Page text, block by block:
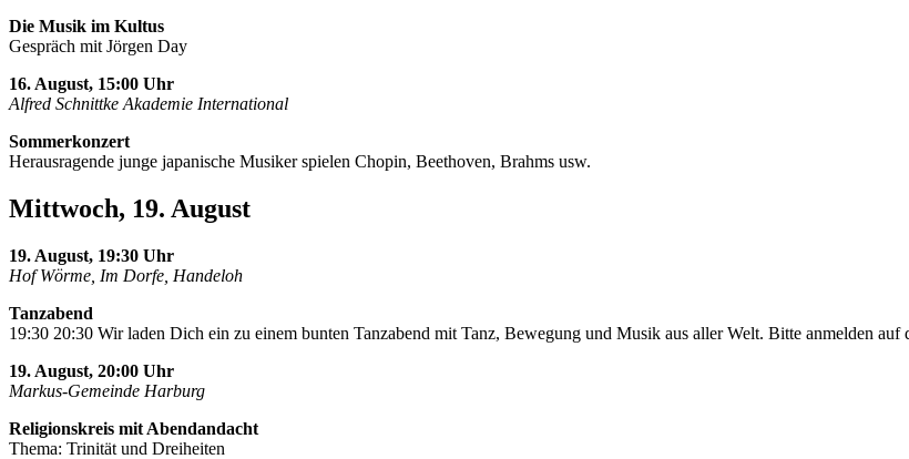
Die Musik im Kultus
Gespräch mit Jörgen Day
16. August, 15:00 Uhr
Alfred Schnittke Akademie International
Sommerkonzert
Herausragende junge japanische Musiker spielen Chopin, Beethoven, Brahms usw.
Mittwoch, 19. August
19. August, 19:30 Uhr
Hof Wörme, Im Dorfe, Handeloh
Tanzabend
19:30 20:30 Wir laden Dich ein zu einem bunten Tanzabend mit Tanz, Bewegung und Musik aus aller Welt. Bitte anmelden auf
19. August, 20:00 Uhr
Markus-Gemeinde Harburg
Religionskreis mit Abendandacht
Thema: Trinität und Dreiheiten